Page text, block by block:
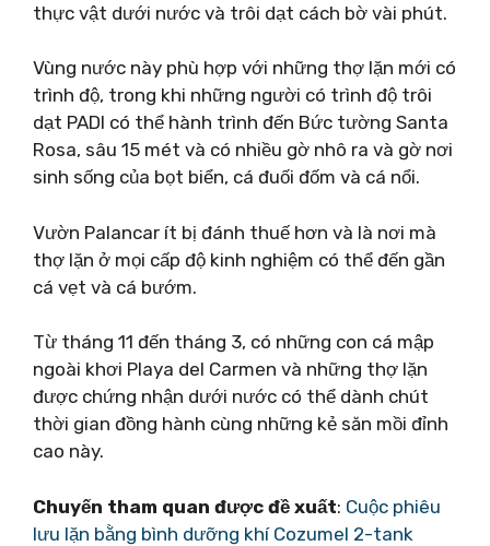
thực vật dưới nước và trôi dạt cách bờ vài phút.
Vùng nước này phù hợp với những thợ lặn mới có
trình độ, trong khi những người có trình độ trôi
dạt PADI có thể hành trình đến Bức tường Santa
Rosa, sâu 15 mét và có nhiều gờ nhô ra và gờ nơi
sinh sống của bọt biển, cá đuối đốm và cá nổi.
Vườn Palancar ít bị đánh thuế hơn và là nơi mà
thợ lặn ở mọi cấp độ kinh nghiệm có thể đến gần
cá vẹt và cá bướm.
Từ tháng 11 đến tháng 3, có những con cá mập
ngoài khơi Playa del Carmen và những thợ lặn
được chứng nhận dưới nước có thể dành chút
thời gian đồng hành cùng những kẻ săn mồi đỉnh
cao này.
Chuyến tham quan được đề xuất: Cuộc phiêu
lưu lặn bằng bình dưỡng khí Cozumel 2-tank